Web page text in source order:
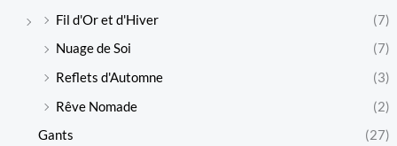
Fil d'Or et d'Hiver
(7)
Nuage de Soi
(7)
Reflets d'Automne
(3)
Rêve Nomade
(2)
Gants
(27)